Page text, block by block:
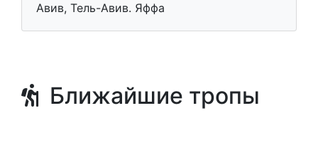
Авив, Тель-Авив. Яффа
Ближайшие тропы